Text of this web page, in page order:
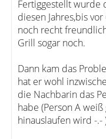
Fertiggestellt wurde
diesen Jahres,bis
noch recht
Grill sogar noch.
Dann kam das
hat er wohl
die Nachbarin das
habe (Person A
hinauslaufen wird -.-